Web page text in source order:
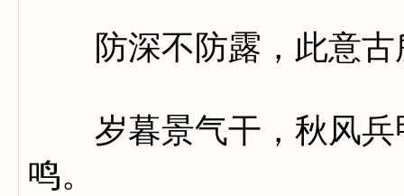
防深不防露，此意古
岁暮景气干，秋风兵
鸣。